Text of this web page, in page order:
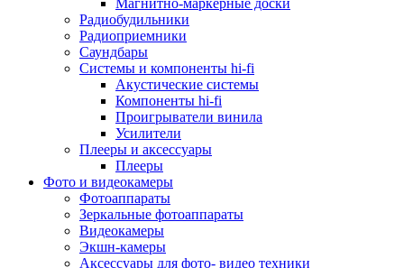
Профессиональные панели
Смартфоны и планшеты
Смартфоны
Планшетные устройства
Смарт-часы
Сотовые телефоны
Планшеты для рисования
Электронные книги
Аксессуары для смартфонов и планшетов
Внешние аккумуляторы
Гарнитуры для телефонов
Держатели и подставки
Док станции
Зарядные устройства
Защитные стекла для смартфонов
Кабели и шлейфы
Радиобудильники
Радиоприемники
Саундбары
Системы и компоненты hi-fi
Акустические системы
Компоненты hi-fi
Проигрыватели винила
Усилители
Плееры и аксессуары
Плееры
Фото и видеокамеры
Фотоаппараты
Зеркальные фотоаппараты
Видеокамеры
Экшн-камеры
Аксессуары для фото- видео техники